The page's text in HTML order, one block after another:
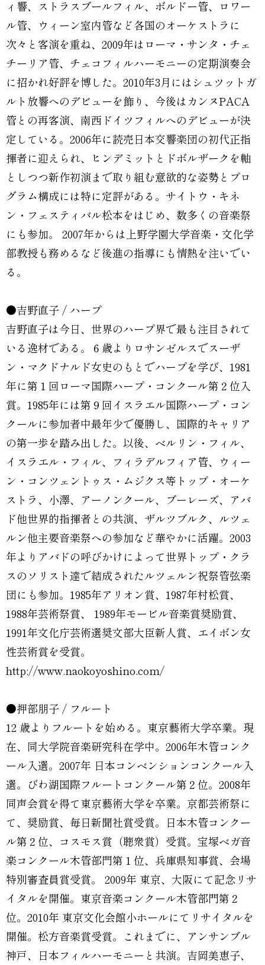
ィ響、ストラスブールフィル、ボルドー管、ロワー
ル管、ウィーン室内管など各国のオーケストラに
次々と客演を重ね、2009年はローマ・サンタ・チェ
チーリア管、チェコフィルハーモニーの定期演奏会
に招かれ好評を博した。2010年3月にはシュツットガ
ルト放響へのデビューを飾り、今後はカンヌPACA
管との再客演、南西ドイツフィルへのデビューが決
定している。2006年に読売日本交響楽団の初代正指
揮者に迎えられ、ヒンデミットとドボルザークを軸
としつつ新作初演まで取り組む意欲的な姿勢とプロ
グラム構成には特に定評がある。サイトウ・キネ
ン・フェスティバル松本をはじめ、数多くの音楽祭
にも参加。 2007年からは上野学園大学音楽・文化学
部教授も務めるなど後進の指導にも情熱を注いでい
る。
●吉野直子 / ハープ
吉野直子は今日、世界のハープ界で最も注目されて
いる逸材である。６歳よりロサンゼルスでスーザ
ン・マクドナルド女史のもとでハープを学び、1981
年に第１回ローマ国際ハープ・コンクール第２位入
賞。1985年には第９回イスラエル国際ハープ・コン
クールに参加者中最年少で優勝し、国際的キャリア
の第一歩を踏み出した。以後、ベルリン・フィル、
イスラエル・フィル、フィラデルフィア管、ウィー
ン・コンツェントゥス・ムジクス等トップ・オーケ
ストラ、小澤、アーノンクール、ブーレーズ、アバ
ド他世界的指揮者との共演、ザルツブルク、ルツェ
ルン他主要音楽祭への参加など華やかに活躍。2003
年よりアバドの呼びかけによって世界トップ・クラ
スのソリスト達で結成されたルツェルン祝祭管弦楽
団にも参加。1985年アリオン賞、1987年村松賞、
1988年芸術祭賞、 1989年モービル音楽賞奨励賞、
1991年文化庁芸術選奨文部大臣新人賞、エイボン女
性芸術賞を受賞。
http://www.naokoyoshino.com/
●押部朋子 / フルート
12 歳よりフルートを始める。東京藝術大学卒業。現
在、同大学院音楽研究科在学中。2006年木管コンク
ール入選。2007年 日本コンベンションコンクール入
選。びわ湖国際フルートコンクール第２位。2008年
同声会賞を得て東京藝術大学を卒業。京都芸術祭に
て、奨励賞、毎日新聞社賞受賞。日本木管コンクー
ル第２位、コスモス賞（聴衆賞）受賞。宝塚ベガ音
楽コンクール木管部門第１位、兵庫県知事賞、会場
特別審査員賞受賞。 2009年 東京、大阪にて記念リサ
イタルを開催。東京音楽コンクール木管部門第２
位。2010年 東京文化会館小ホールにてリサイタルを
開催。松方音楽賞受賞。これまでに、アンサンブル
神戸、日本フィルハーモニーと共演。吉岡美恵子、